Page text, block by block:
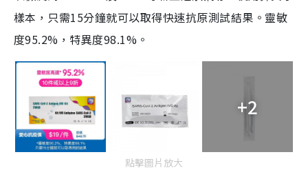
樣本，只需15分鐘就可以取得快速抗原測試結果。靈敏
度95.2%，特異度98.1%。
+2
點擊圖片放大